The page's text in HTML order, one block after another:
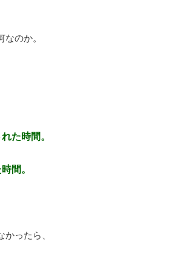
のか。
た時間。
間。
かったら、